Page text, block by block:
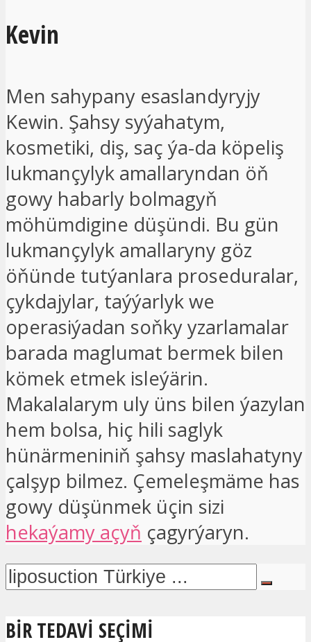
Kevin
Men sahypany esaslandyryjy
Kewin. Şahsy syýahatym,
kosmetiki, diş, saç ýa-da köpeliş
lukmançylyk amallaryndan öň
gowy habarly bolmagyň
möhümdigine düşündi. Bu gün
lukmançylyk amallaryny göz
öňünde tutýanlara proseduralar,
çykdajylar, taýýarlyk we
operasiýadan soňky yzarlamalar
barada maglumat bermek bilen
kömek etmek isleýärin.
Makalalarym uly üns bilen ýazylan
hem bolsa, hiç hili saglyk
hünärmeniniň şahsy maslahatyny
çalşyp bilmez. Çemeleşmäme has
gowy düşünmek üçin sizi
hekaýamy açyň çagyrýaryn.
BIR TEDAVI SEÇIMI